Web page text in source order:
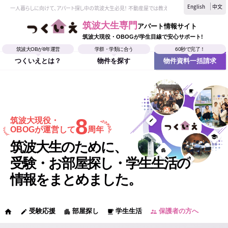
一人暮らしに向けて、アパート探し中の筑波大生必見！ 不動産屋では教えてくれない、筑波大生なら
English 中文
筑波大生専門 アパート情報サイト
筑波大現役・OBOGが学生目線で安心サポート!
筑波大OBが8年運営
つくいえとは？
学群・学類に合う
物件を探す
60秒で完了！
物件資料一括請求
筑波大現役・
OBOGが運営して8周年
筑波大生のために、
受験・お部屋探し・学生生活の
情報をまとめました。
home edit 受験応援 apartment 部屋探し local_cafe 学生生活 supervisor_account 保護者の方へ